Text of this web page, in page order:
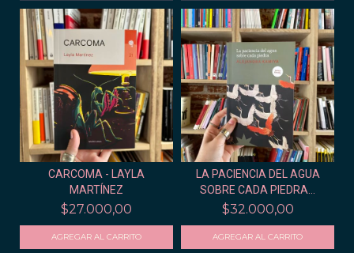
CARCOMA - LAYLA
MARTÍNEZ
$27.000,00
LA PACIENCIA DEL AGUA
SOBRE CADA PIEDRA...
$32.000,00